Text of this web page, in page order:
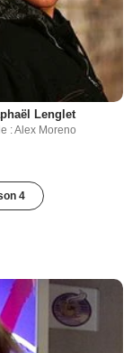
Lenglet
: Alex Moreno
4